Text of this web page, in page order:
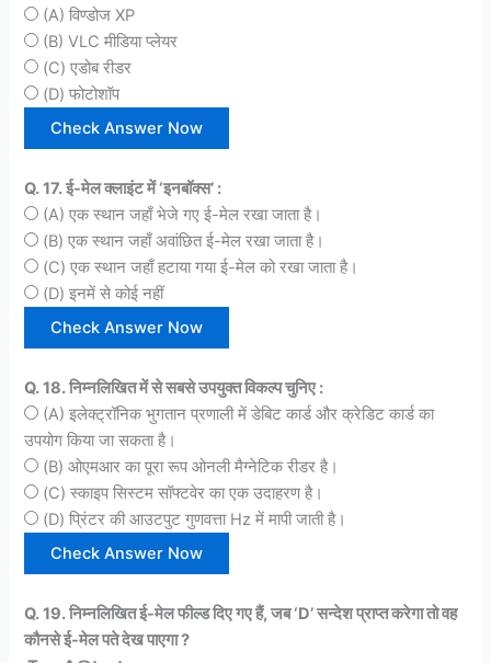
(A) विण्डोज XP
(B) VLC मीडिया प्लेयर
(C) एडोब रीडर
(D) फोटोशॉप
Q. 17. ई-मेल क्लाइंट में ‘इनबॉक्स’ :
(A) एक स्थान जहाँ भेजे गए ई-मेल रखा जाता है।
(B) एक स्थान जहाँ अवांछित ई-मेल रखा जाता है।
(C) एक स्थान जहाँ हटाया गया ई-मेल को रखा जाता है।
(D) इनमें से कोई नहीं
Q. 18. निम्नलिखित में से सबसे उपयुक्त विकल्प चुनिए :
(A) इलेक्ट्रॉनिक भुगतान प्रणाली में डेबिट कार्ड और क्रेडिट कार्ड का
उपयोग किया जा सकता है।
(B) ओएमआर का पूरा रूप ओनली मैग्नेटिक रीडर है।
(C) स्काइप सिस्टम सॉफ्टवेर का एक उदाहरण है।
(D) प्रिंटर की आउटपुट गुणवत्ता Hz में मापी जाती है।
Q. 19. निम्नलिखित ई-मेल फील्ड दिए गए हैं, जब ‘D’ सन्देश प्राप्त करेगा तो वह
कौनसे ई-मेल पते देख पाएगा ?